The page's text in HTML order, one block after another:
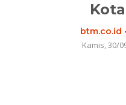
btm.co.id
Kamis, 30/